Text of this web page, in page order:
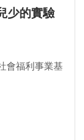
少的實驗
會福利事業基